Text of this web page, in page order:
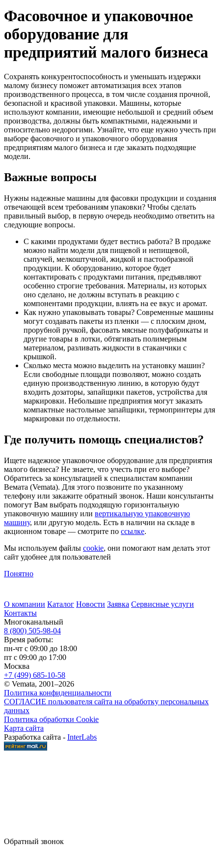
Фасовочное и упаковочное
оборудование для
предприятий малого бизнеса
Сохранять конкурентоспособность и уменьшать издержки
малому бизнесу поможет автоматизация всех этапов
производственного процесса, в том числе создания прочной,
безопасной и красивой упаковки. Машины, которые
используют компании, имеющие небольшой и средний объем
производства, должны быть компактными, надежными и
относительно недорогими. Узнайте, что еще нужно учесть при
выборе фасовочного и упаковочного оборудования
предприятиям малого бизнеса и где заказать подходящие
модели.
Важные вопросы
Нужны надежные машины для фасовки продукции и создания
отвечающей всем требованиям упаковки? Чтобы сделать
правильный выбор, в первую очередь необходимо ответить на
следующие вопросы.
С какими продуктами будет вестись работа? В продаже
можно найти модели для пищевой и непищевой,
сыпучей, мелкоштучной, жидкой и пастообразной
продукции. К оборудованию, которое будет
контактировать с продуктами питания, предъявляют
особенно строгие требования. Материалы, из которых
оно сделано, не должны вступать в реакцию с
компонентами продукции, влиять на ее вкус и аромат.
Как нужно упаковывать товары? Современные машины
могут создавать пакеты из пленки — с плоским дном,
прорубной ручкой, фасовать мясные полуфабрикаты и
другие товары в лотки, обтягивать полимерным
материалом, разливать жидкости в стаканчики с
крышкой.
Сколько места можно выделить на установку машин?
Если свободные площади позволяют, можно создать
единую производственную линию, в которую будут
входить дозаторы, запайщики пакетов, устройства для
маркировки. Небольшие предприятия могут заказать
компактные настольные запайщики, термопринтеры для
маркировки по отдельности.
Где получить помощь специалистов?
Ищете надежное упаковочное оборудование для предприятия
малого бизнеса? Не знаете, что учесть при его выборе?
Обратитесь за консультацией к специалистам компании
Вемата (Vemata). Для этого позвоните по указанному
телефону или закажите обратный звонок. Наши консультанты
помогут Вам выбрать подходящую горизонтальную
упаковочную машину или вертикальную упаковочную
машину, или другую модель. Есть в наличии на складе в
акционном товаре — смотрите по ссылке.
Мы используем файлы cookie, они помогают нам делать этот
сайт удобнее для пользователей
Понятно
О компании Каталог Новости Заявка Сервисные услуги
Контакты
Многоканальный
8 (800) 505-98-04
Время работы:
пн-чт с 09:00 до 18:00
пт с 09:00 до 17:00
Москва
+7 (499) 685-10-58
© Vemata, 2001–2026
Политика конфиденциальности
СОГЛАСИЕ пользователя сайта на обработку персональных
данных
Политика обработки Cookie
Карта сайта
Разработка сайта - InterLabs
Обратный звонок